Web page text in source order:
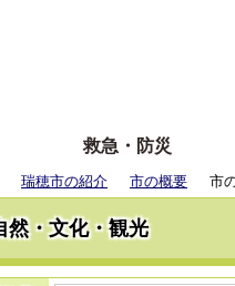
救急・防災
瑞穂市の紹介 市の概要 市
然・文化・観光